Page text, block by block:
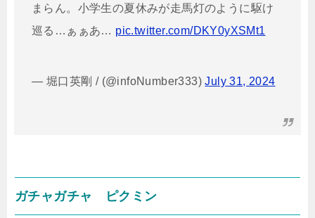
まらん。小学生の夏休みが走馬灯のように駆け
巡る…ぁぁあ… pic.twitter.com/DKY0yXSMt1
— 堀口英剛 / (@infoNumber333)July 31, 2024
ガチャガチャ ピクミン